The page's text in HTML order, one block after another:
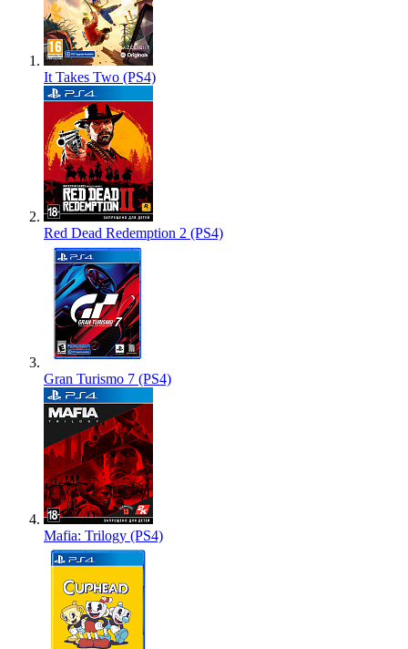
It Takes Two (PS4)
Red Dead Redemption 2 (PS4)
Gran Turismo 7 (PS4)
Mafia: Trilogy (PS4)